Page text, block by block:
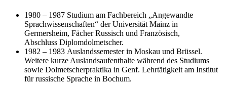
1980 – 1987 Studium am Fachbereich „Angewandte
Sprachwissenschaften“ der Universität Mainz in
Germersheim, Fächer Russisch und Französisch,
Abschluss Diplomdolmetscher.
1982 – 1983 Auslandssemester in Moskau und Brüssel.
Weitere kurze Auslandsaufenthalte während des Studiums
sowie Dolmetscherpraktika in Genf. Lehrtätigkeit am Institut
für russische Sprache in Bochum.